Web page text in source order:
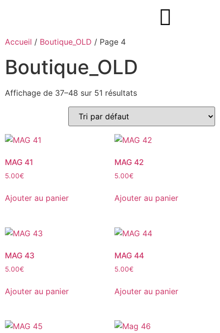
Accueil / Boutique_OLD / Page 4
Boutique_OLD
Affichage de 37–48 sur 51 résultats
MAG 41
5.00€
Ajouter au panier
MAG 42
5.00€
Ajouter au panier
MAG 43
5.00€
Ajouter au panier
MAG 44
5.00€
Ajouter au panier